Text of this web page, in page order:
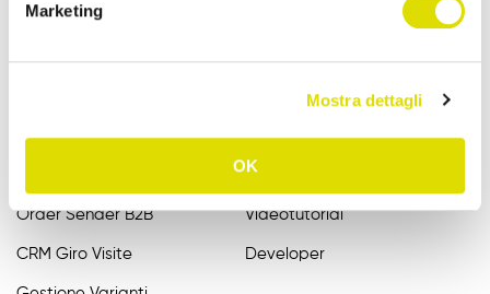
Marketing
Mostra dettagli
OK
Raccolta Ordini Agenti
Order Sender B2B
CRM Giro Visite
Assistenza
FAQ
Manuali
Videotutorial
Developer